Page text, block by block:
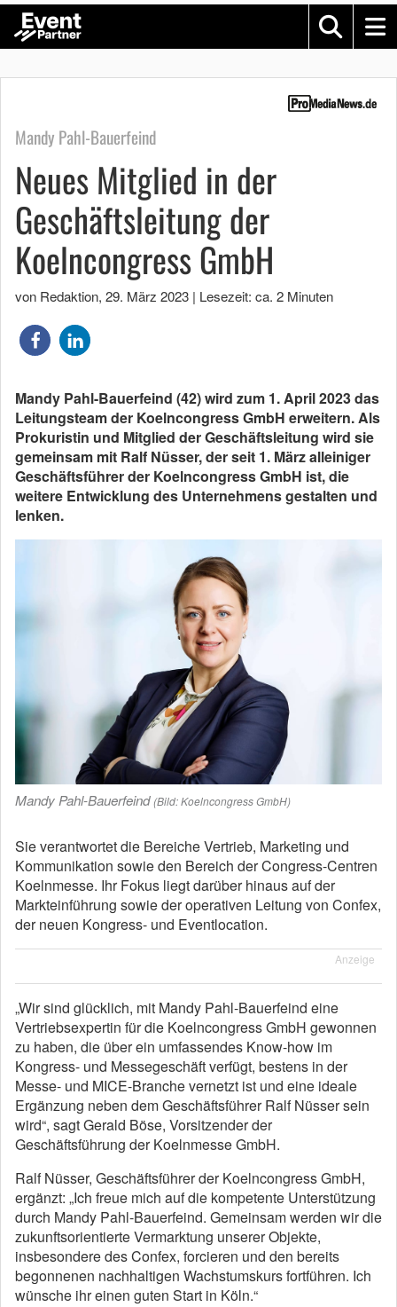
Mandy Pahl-Bauerfeind
Neues Mitglied in der
Geschäftsleitung der
Koelncongress GmbH
von Redaktion, 29. März 2023 | Lesezeit: ca. 2 Minuten
Mandy Pahl-Bauerfeind (42) wird zum 1. April 2023 das
Leitungsteam der Koelncongress GmbH erweitern. Als
Prokuristin und Mitglied der Geschäftsleitung wird sie
gemeinsam mit Ralf Nüsser, der seit 1. März alleiniger
Geschäftsführer der Koelncongress GmbH ist, die
weitere Entwicklung des Unternehmens gestalten und
lenken.
Mandy Pahl-Bauerfeind (Bild: Koelncongress GmbH)
Sie verantwortet die Bereiche Vertrieb, Marketing und
Kommunikation sowie den Bereich der Congress-Centren
Koelnmesse. Ihr Fokus liegt darüber hinaus auf der
Markteinführung sowie der operativen Leitung von Confex,
der neuen Kongress- und Eventlocation.
Anzeige
„Wir sind glücklich, mit Mandy Pahl-Bauerfeind eine
Vertriebsexpertin für die Koelncongress GmbH gewonnen
zu haben, die über ein umfassendes Know-how im
Kongress- und Messegeschäft verfügt, bestens in der
Messe- und MICE-Branche vernetzt ist und eine ideale
Ergänzung neben dem Geschäftsführer Ralf Nüsser sein
wird“, sagt Gerald Böse, Vorsitzender der
Geschäftsführung der Koelnmesse GmbH.
Ralf Nüsser, Geschäftsführer der Koelncongress GmbH,
ergänzt: „Ich freue mich auf die kompetente Unterstützung
durch Mandy Pahl-Bauerfeind. Gemeinsam werden wir die
zukunftsorientierte Vermarktung unserer Objekte,
insbesondere des Confex, forcieren und den bereits
begonnenen nachhaltigen Wachstumskurs fortführen. Ich
wünsche ihr einen guten Start in Köln.“